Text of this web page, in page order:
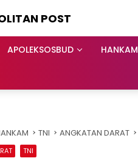
POST
APOLEKSOSBUD HANKAM
TNI ANGKATAN DARAT
TNI